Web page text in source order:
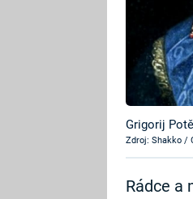
Grigorij
Zdroj: Shakko /
Rádce a